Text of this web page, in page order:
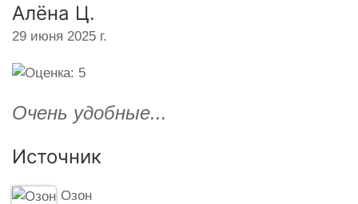
Алёна Ц.
29 июня 2025 г.
Очень удобные...
Источник
Озон